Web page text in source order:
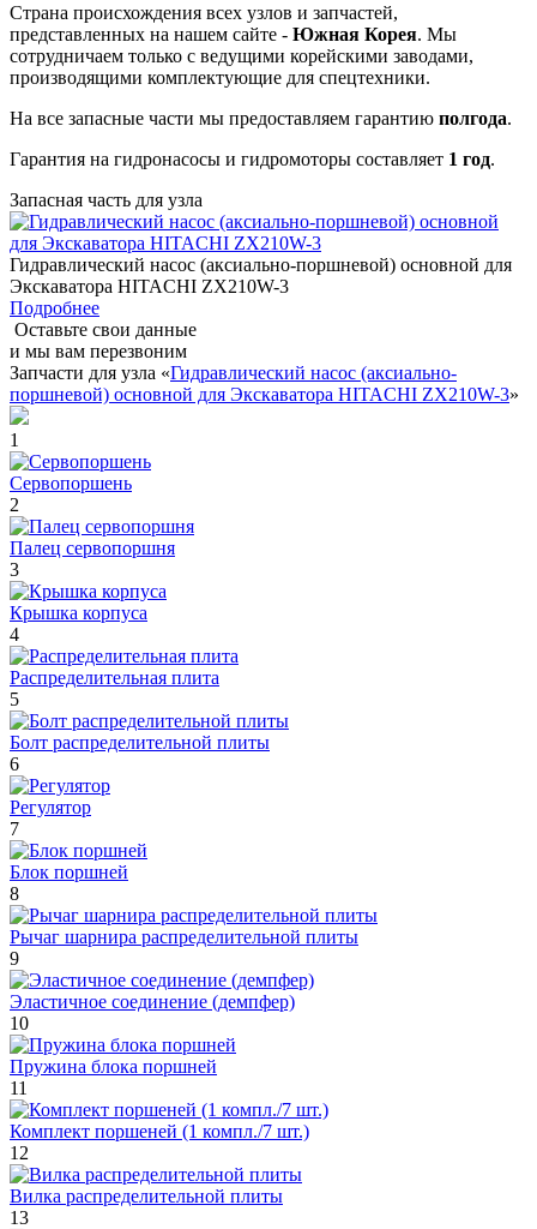
Страна происхождения всех узлов и запчастей,
представленных на нашем сайте - Южная Корея. Мы
сотрудничаем только с ведущими корейскими заводами,
производящими комплектующие для спецтехники.
На все запасные части мы предоставляем гарантию полгода.
Гарантия на гидронасосы и гидромоторы составляет 1 год.
Запасная часть для узла
Гидравлический насос (аксиально-поршневой) основной для
Экскаватора HITACHI ZX210W-3
Подробнее
Оставьте свои данные
и мы вам перезвоним
Запчасти для узла «Гидравлический насос (аксиально-
поршневой) основной для Экскаватора HITACHI ZX210W-3»
1
Сервопоршень
2
Палец сервопоршня
3
Крышка корпуса
4
Распределительная плита
5
Болт распределительной плиты
6
Регулятор
7
Блок поршней
8
Рычаг шарнира распределительной плиты
9
Эластичное соединение (демпфер)
10
Пружина блока поршней
11
Комплект поршеней (1 компл./7 шт.)
12
Вилка распределительной плиты
13